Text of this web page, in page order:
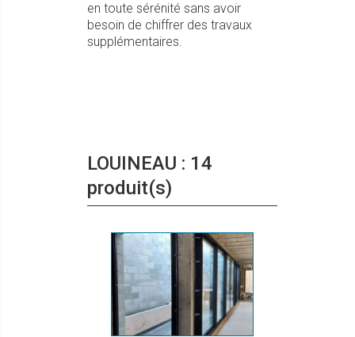
en toute sérénité sans avoir
besoin de chiffrer des travaux
supplémentaires.
LOUINEAU : 14
produit(s)